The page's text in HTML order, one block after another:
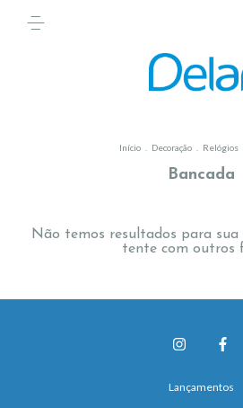
Início Decoração Relógios
Bancada
Não temos resultados para sua
tente com outros
Lançamentos